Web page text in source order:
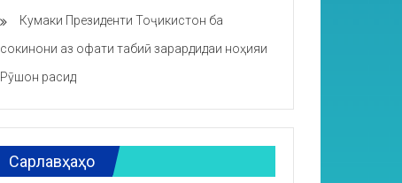
Кумаки Президенти Тоҷикистон ба
сокинони аз офати табиӣ зарардидаи ноҳияи
Рӯшон расид
Сарлавҳаҳо